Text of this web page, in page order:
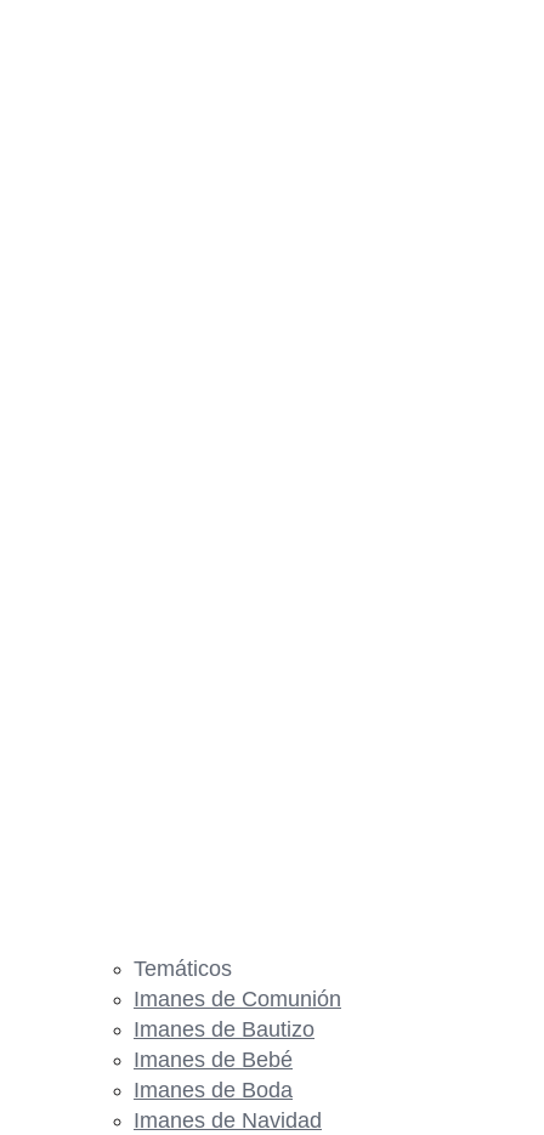
Temáticos
Imanes de Comunión
Imanes de Bautizo
Imanes de Bebé
Imanes de Boda
Imanes de Navidad